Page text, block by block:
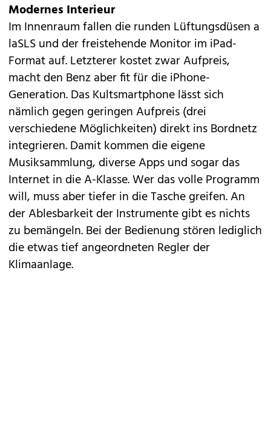
Modernes Interieur
Im Innenraum fallen die runden Lüftungsdüsen a
laSLS und der freistehende Monitor im iPad-
Format auf. Letzterer kostet zwar Aufpreis,
macht den Benz aber fit für die iPhone-
Generation. Das Kultsmartphone lässt sich
nämlich gegen geringen Aufpreis (drei
verschiedene Möglichkeiten) direkt ins Bordnetz
integrieren. Damit kommen die eigene
Musiksammlung, diverse Apps und sogar das
Internet in die A-Klasse. Wer das volle Programm
will, muss aber tiefer in die Tasche greifen. An
der Ablesbarkeit der Instrumente gibt es nichts
zu bemängeln. Bei der Bedienung stören lediglich
die etwas tief angeordneten Regler der
Klimaanlage.